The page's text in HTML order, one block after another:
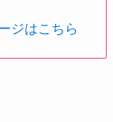
ジはこちら